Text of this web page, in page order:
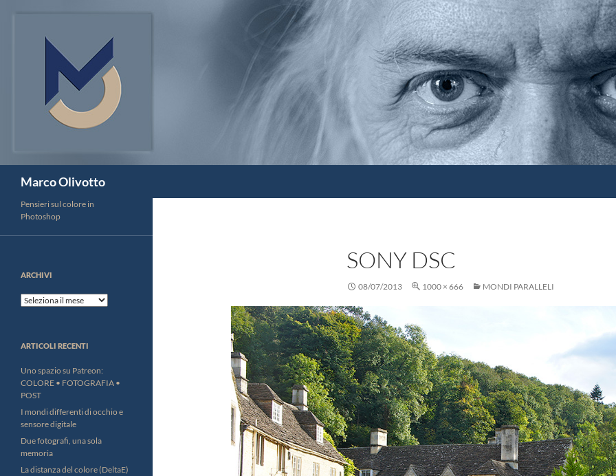
contenuto
Marco Olivotto
SONY DSC
08/07/2013 1000 × 666 MONDI PARALLELI
Pensieri sul colore in
Photoshop
ARCHIVI
Archivi
ARTICOLI RECENTI
Uno spazio su Patreon:
COLORE • FOTOGRAFIA •
POST
I mondi differenti di occhio e
sensore digitale
Due fotografi, una sola
memoria
La distanza del colore (DeltaE)